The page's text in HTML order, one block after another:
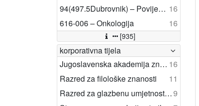
94(497.5Dubrovnik) – Povijest Dubrovnika 16
616-006 – Onkologija
16
[935]
korporativna tijela
Jugoslavenska akademija znanosti i umjetnosti 16
Razred za filološke znanosti
11
Razred za glazbenu umjetnost i muzikologiju9